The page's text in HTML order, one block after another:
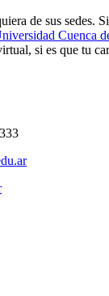
de sus sedes.
Cuenca
si es que tu